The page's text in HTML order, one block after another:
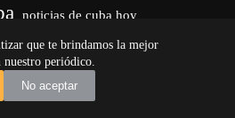
que te brindamos la mejor
nuestro periódico.
No aceptar
noticias de cuba hoy
yankees
- El Vigía de Cuba
web y SEO por